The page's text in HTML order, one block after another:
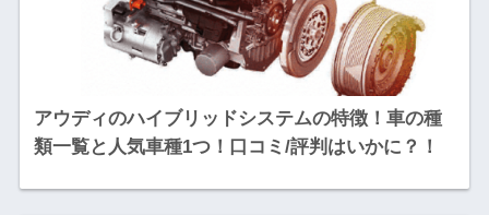
アウディのハイブリッドシステムの特徴！車の種
類一覧と人気車種1つ！口コミ/評判はいかに？！